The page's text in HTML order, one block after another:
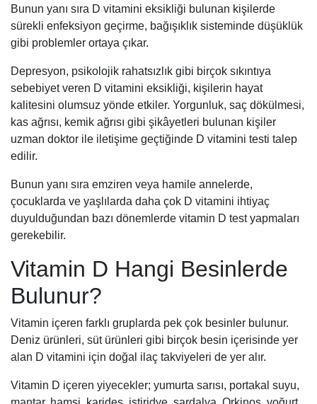
Bunun yanı sıra D vitamini eksikliği bulunan kişilerde
sürekli enfeksiyon geçirme, bağışıklık sisteminde düşüklük
gibi problemler ortaya çıkar.
Depresyon, psikolojik rahatsızlık gibi birçok sıkıntıya
sebebiyet veren D vitamini eksikliği, kişilerin hayat
kalitesini olumsuz yönde etkiler. Yorgunluk, saç dökülmesi,
kas ağrısı, kemik ağrısı gibi şikâyetleri bulunan kişiler
uzman doktor ile iletişime geçtiğinde D vitamini testi talep
edilir.
Bunun yanı sıra emziren veya hamile annelerde,
çocuklarda ve yaşlılarda daha çok D vitamini ihtiyaç
duyulduğundan bazı dönemlerde vitamin D test yapmaları
gerekebilir.
Vitamin D Hangi Besinlerde
Bulunur?
Vitamin içeren farklı gruplarda pek çok besinler bulunur.
Deniz ürünleri, süt ürünleri gibi birçok besin içerisinde yer
alan D vitamini için doğal ilaç takviyeleri de yer alır.
Vitamin D içeren yiyecekler; yumurta sarısı, portakal suyu,